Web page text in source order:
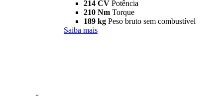
214 CV Potência
210 Nm Torque
189 kg Peso bruto sem combustível
Saiba mais